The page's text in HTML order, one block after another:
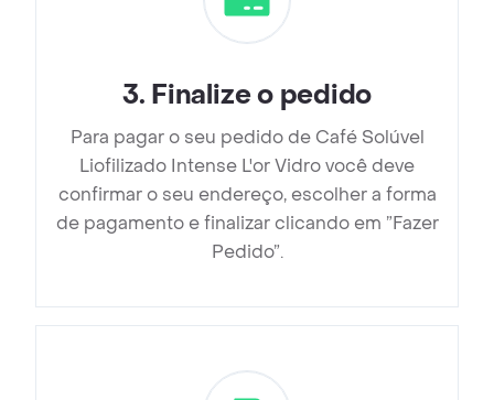
3. Finalize o pedido
Para pagar o seu pedido de Café Solúvel
Liofilizado Intense L'or Vidro você deve
confirmar o seu endereço, escolher a forma
de pagamento e finalizar clicando em ”Fazer
Pedido”.